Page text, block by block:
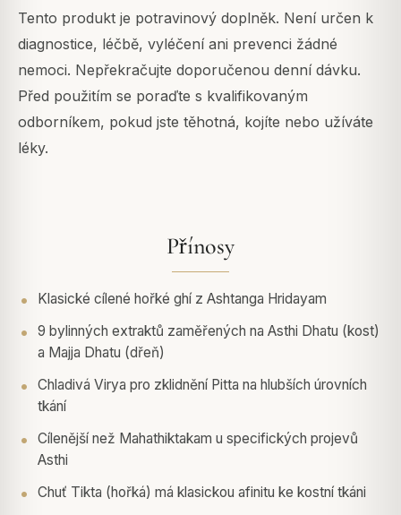
Tento produkt je potravinový doplněk. Není určen k
diagnostice, léčbě, vyléčení ani prevenci žádné
nemoci. Nepřekračujte doporučenou denní dávku.
Před použitím se poraďte s kvalifikovaným
odborníkem, pokud jste těhotná, kojíte nebo užíváte
léky.
Přínosy
Klasické cílené hořké ghí z Ashtanga Hridayam
9 bylinných extraktů zaměřených na Asthi Dhatu (kost)
a Majja Dhatu (dřeň)
Chladivá Virya pro zklidnění Pitta na hlubších úrovních
tkání
Cílenější než Mahathiktakam u specifických projevů
Asthi
Chuť Tikta (hořká) má klasickou afinitu ke kostní tkáni